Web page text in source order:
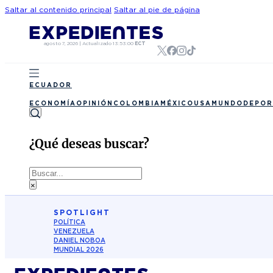
Saltar al contenido principal Saltar al pie de página
agosto 7, 2026 | Actualizado 13:53:00 ECT
ECUADOR
ECONOMÍA OPINIÓN COLOMBIA MÉXICO USA MUNDO
¿Qué deseas buscar?
Buscar
×
SPOTLIGHT
POLÍTICA
VENEZUELA
DANIEL NOBOA
MUNDIAL 2026